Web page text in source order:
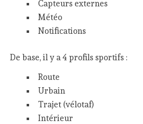
Capteurs externes
Météo
Notifications
De base, il y a 4 profils sportifs :
Route
Urbain
Trajet (vélotaf)
Intérieur